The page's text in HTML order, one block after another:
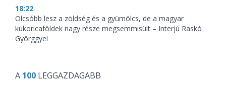
18:22
Olcsóbb lesz a zöldség és a gyümölcs, de a magyar
kukoricaföldek nagy része megsemmisült – Interjú Raskó
Györggyel
A 100 LEGGAZDAGABB